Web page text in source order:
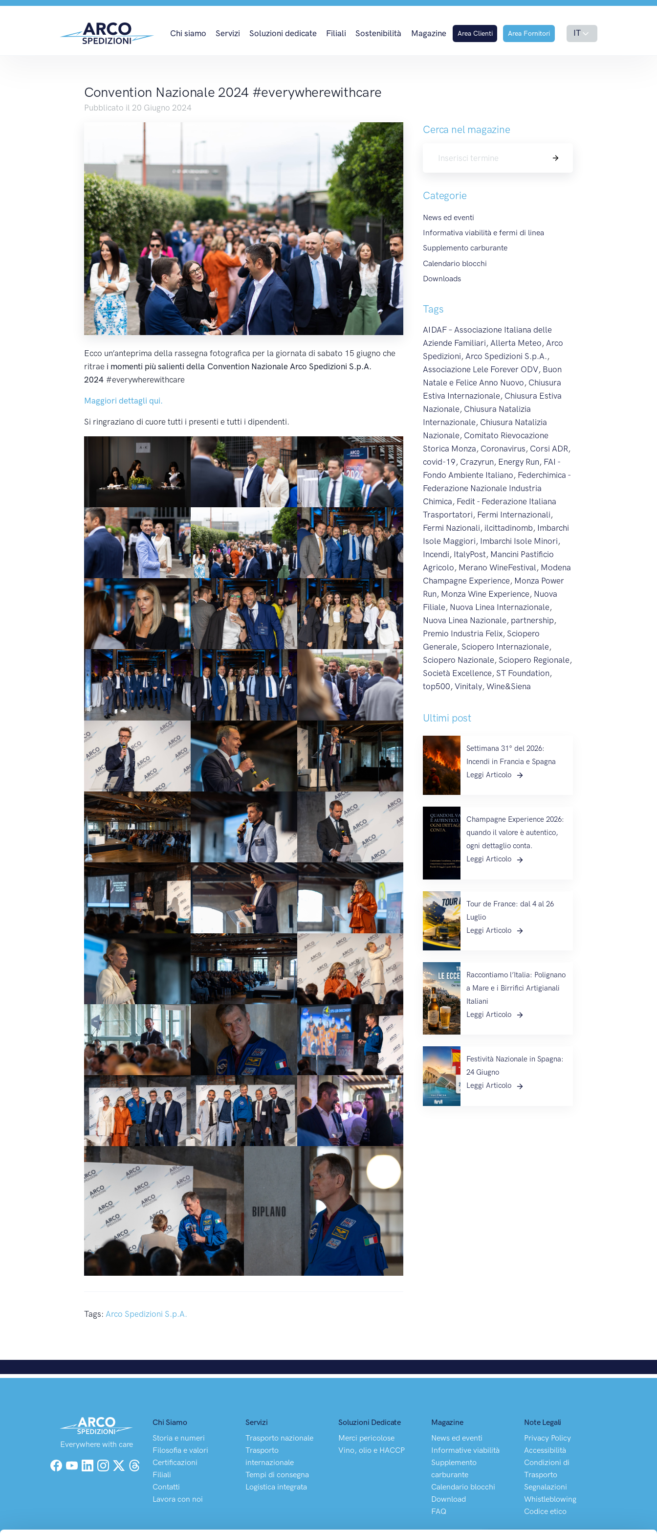
Chi siamo Servizi Soluzioni dedicate Filiali Sostenibilità Magazine Area Clienti Area Fornitori IT
Convention Nazionale 2024 #everywherewithcare
Convention Nazionale 2024 #everywherewithcare
Pubblicato il 20 Giugno 2024
Ecco un’anteprima della rassegna fotografica per la giornata di sabato 15 giugno che
ritrae i momenti più salienti della Convention Nazionale Arco Spedizioni S.p.A.
2024 #everywherewithcare
Maggiori dettagli qui.
Si ringraziano di cuore tutti i presenti e tutti i dipendenti.
Tags: Arco Spedizioni S.p.A.
Cerca nel magazine
Cerca
Categorie
News ed eventi
Informativa viabilità e fermi di linea
Supplemento carburante
Calendario blocchi
Downloads
Tags
AIDAF – Associazione Italiana delle
Aziende Familiari, Allerta Meteo, Arco
Spedizioni, Arco Spedizioni S.p.A.,
Associazione Lele Forever ODV, Buon
Natale e Felice Anno Nuovo, Chiusura
Estiva Internazionale, Chiusura Estiva
Nazionale, Chiusura Natalizia
Internazionale, Chiusura Natalizia
Nazionale, Comitato Rievocazione
Storica Monza, Coronavirus, Corsi ADR,
covid-19, Crazyrun, Energy Run, FAI -
Fondo Ambiente Italiano, Federchimica -
Federazione Nazionale Industria
Chimica, Fedit - Federazione Italiana
Trasportatori, Fermi Internazionali,
Fermi Nazionali, ilcittadinomb, Imbarchi
Isole Maggiori, Imbarchi Isole Minori,
Incendi, ItalyPost, Mancini Pastificio
Agricolo, Merano WineFestival , Modena
Champagne Experience, Monza Power
Run, Monza Wine Experience, Nuova
Filiale, Nuova Linea Internazionale,
Nuova Linea Nazionale, partnership,
Premio Industria Felix, Sciopero
Generale, Sciopero Internazionale,
Sciopero Nazionale, Sciopero Regionale,
Società Excellence, ST Foundation,
top500,Vinitaly,Wine&Siena
Ultimi post
Settimana 31° del 2026:
Incendi in Francia e Spagna
Leggi Articolo
Champagne Experience 2026:
quando il valore è autentico,
ogni dettaglio conta.
Leggi Articolo
Tour de France: dal 4 al 26
Luglio
Leggi Articolo
Raccontiamo l’Italia: Polignano
a Mare e i Birrifici Artigianali
Italiani
Leggi Articolo
Festività Nazionale in Spagna:
24 Giugno
Leggi Articolo
Everywhere with care
Facebook
YouTubeLinkedInInstagramX (Twitter)
Threads
Chi Siamo
Storia e numeri
Filosofia e valori
Certificazioni
Filiali
Contatti
Lavora con noi
Servizi
Trasporto nazionale
Trasporto
internazionale
Tempi di consegna
Logistica integrata
Soluzioni Dedicate
Merci pericolose
Vino, olio e HACCP
Magazine
News ed eventi
Informative viabilità
Supplemento
carburante
Calendario blocchi
Download
FAQ
Note Legali
Privacy Policy
Accessibilità
Condizioni di
Trasporto
Segnalazioni
Whistleblowing
Codice etico